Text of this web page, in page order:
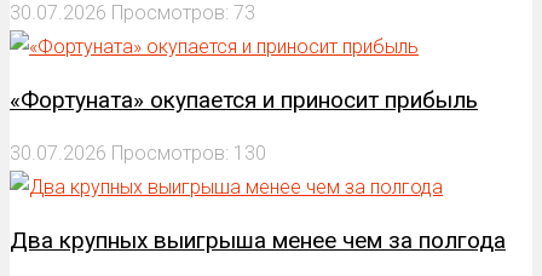
30.07.2026 Просмотров: 73
«Фортуната» окупается и приносит прибыль
30.07.2026 Просмотров: 130
Два крупных выигрыша менее чем за полгода